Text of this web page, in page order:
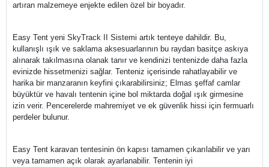
artıran malzemeye enjekte edilen özel bir boyadır.
Easy Tent yeni SkyTrack II Sistemi artık tenteye dahildir. Bu,
kullanışlı ışık ve saklama aksesuarlarının bu raydan basitçe askıya
alınarak takılmasına olanak tanır ve kendinizi tentenizde daha fazla
evinizde hissetmenizi sağlar. Tenteniz içerisinde rahatlayabilir ve
harika bir manzaranın keyfini çıkarabilirsiniz; Elmas şeffaf camlar
büyüktür ve havalı tentenin içine bol miktarda doğal ışık girmesine
izin verir. Pencerelerde mahremiyet ve ek güvenlik hissi için fermuarlı
perdeler bulunur.
Easy Tent karavan tentesinin ön kapısı tamamen çıkarılabilir ve yarı
veya tamamen açık olarak ayarlanabilir. Tentenin iyi